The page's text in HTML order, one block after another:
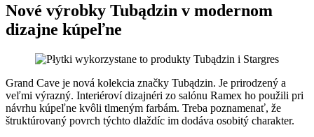
Nové výrobky Tubądzin v modernom
dizajne kúpeľne
Grand Cave je nová kolekcia značky Tubądzin. Je prirodzený a
veľmi výrazný. Interiéroví dizajnéri zo salónu Ramex ho použili pri
návrhu kúpeľne kvôli tlmeným farbám. Treba poznamenať, že
štruktúrovaný povrch týchto dlaždíc im dodáva osobitý charakter.